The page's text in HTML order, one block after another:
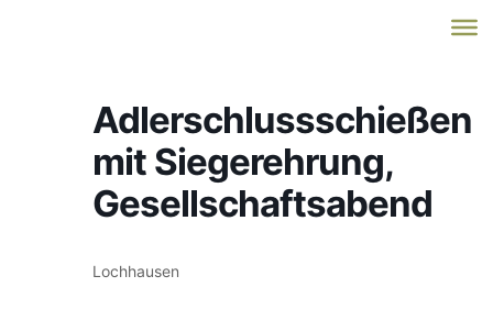
Adlerschlussschießen
mit Siegerehrung,
Gesellschaftsabend
Lochhausen